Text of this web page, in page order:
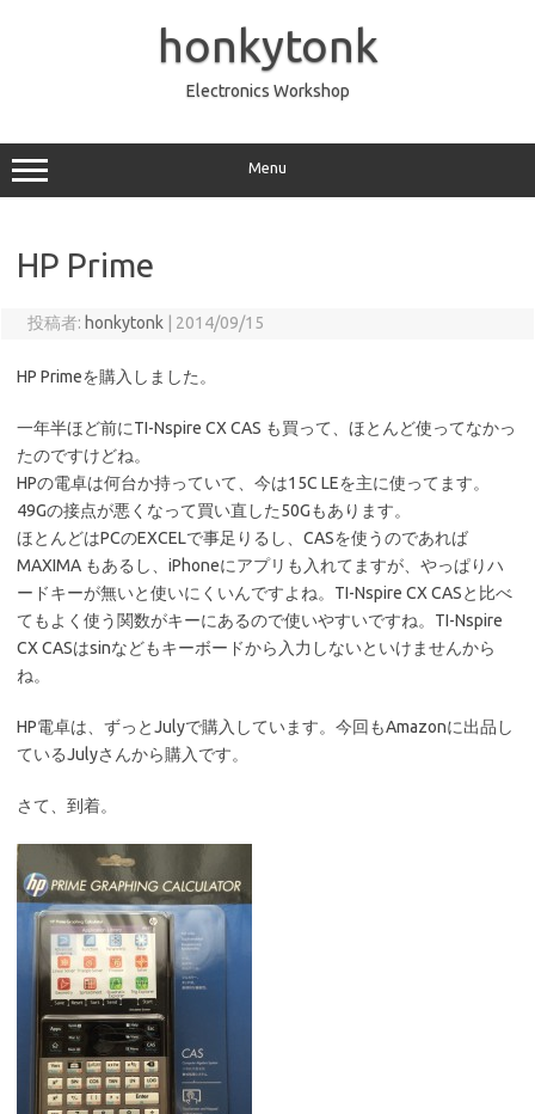
ッ
プ
honkytonk
Electronics Workshop
Menu
HP Prime
投稿者: honkytonk 2014/09/15
HP Primeを購入しました。
一年半ほど前にTI-Nspire CX CAS も買って、ほとんど使ってなかっ
たのですけどね。
HPの電卓は何台か持っていて、今は15C LEを主に使ってます。
49Gの接点が悪くなって買い直した50Gもあります。
ほとんどはPCのEXCELで事足りるし、CASを使うのであれば
MAXIMA もあるし、iPhoneにアプリも入れてますが、やっぱりハ
ードキーが無いと使いにくいんですよね。TI-Nspire CX CASと比べ
てもよく使う関数がキーにあるので使いやすいですね。TI-Nspire
CX CASはsinなどもキーボードから入力しないといけませんから
ね。
HP電卓は、ずっとJulyで購入しています。今回もAmazonに出品し
ているJulyさんから購入です。
さて、到着。